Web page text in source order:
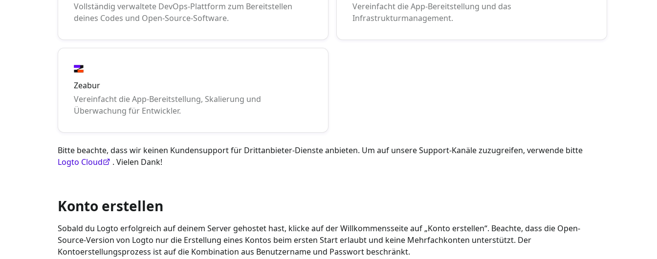
Vollständig verwaltete DevOps-Plattform zum Bereitstellen
deines Codes und Open-Source-Software.
Vereinfacht die App-Bereitstellung und das
Infrastrukturmanagement.
Zeabur
Vereinfacht die App-Bereitstellung, Skalierung und
Überwachung für Entwickler.
Bitte beachte, dass wir keinen Kundensupport für Drittanbieter-Dienste anbieten. Um auf unsere Support-Kanäle zuzugreifen, verwende bitte
Logto Cloud
. Vielen Dank!
Konto erstellen
Sobald du Logto erfolgreich auf deinem Server gehostet hast, klicke auf der Willkommensseite auf „Konto erstellen“. Beachte, dass die Open-
Source-Version von Logto nur die Erstellung eines Kontos beim ersten Start erlaubt und keine Mehrfachkonten unterstützt. Der
Kontoerstellungsprozess ist auf die Kombination aus Benutzername und Passwort beschränkt.